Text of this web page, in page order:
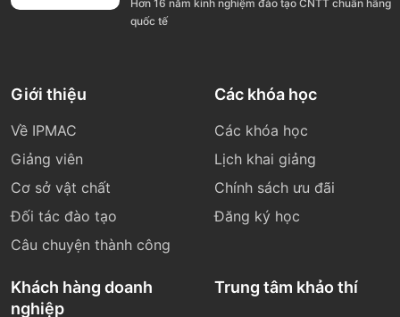
Hơn 16 năm kinh nghiệm đào tạo CNTT chuẩn hãng
quốc tế
Giới thiệu
Về IPMAC
Giảng viên
Cơ sở vật chất
Đối tác đào tạo
Câu chuyện thành công
Các khóa học
Các khóa học
Lịch khai giảng
Chính sách ưu đãi
Đăng ký học
Khách hàng doanh
nghiệp
Trung tâm khảo thí